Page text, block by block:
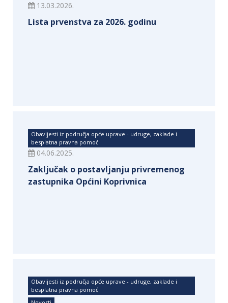
13.03.2026.
Lista prvenstva za 2026. godinu
Obavijesti iz područja opće uprave - udruge, zaklade i
besplatna pravna pomoć
04.06.2025.
Zaključak o postavljanju privremenog
zastupnika Općini Koprivnica
Obavijesti iz područja opće uprave - udruge, zaklade i
besplatna pravna pomoć